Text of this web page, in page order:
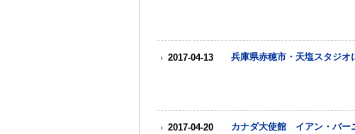
2017-04-13 兵庫県赤穂市・天塩スタジ
2017-04-20
カナダ大使館 イアン・バー